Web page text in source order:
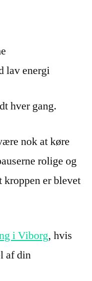
lav energi
hver gang.
nok at køre
rolige og
kroppen er blevet
i Viborg, hvis
af din